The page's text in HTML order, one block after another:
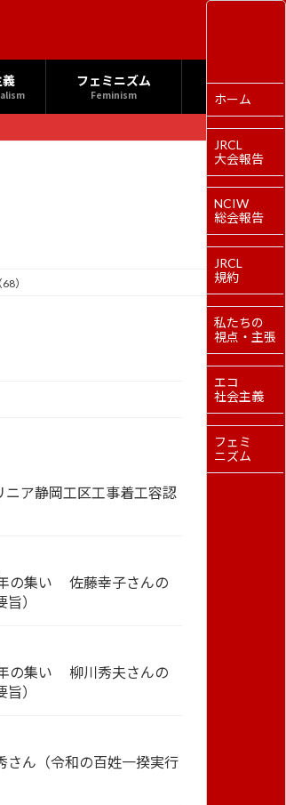
フェミニズム
Feminism
）
ニア静岡工区工事着工容認
の集い 佐藤幸子さんの
）
の集い 柳川秀夫さんの
）
ん（令和の百姓一揆実行
ホーム
JRCL
大会報告
NCIW
総会報告
JRCL
規約
私たちの
視点・主張
エコ
社会主義
フェミ
ニズム